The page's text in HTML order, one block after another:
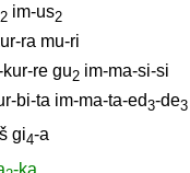
2 im-us2
ra mu-ri
kur-re gu2 im-ma-si-si
bi-ta im-ma-ta-ed3-de3
gi4-a
-ka